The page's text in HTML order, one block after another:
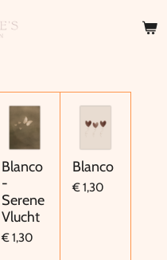
Blanco
-
Serene
Vlucht
€ 1,30
Blanco
€ 1,30